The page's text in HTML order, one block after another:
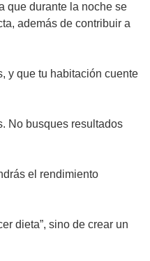
que durante la noche se
además de contribuir a
y que tu habitación cuente
No busques resultados
el rendimiento
dieta”, sino de crear un